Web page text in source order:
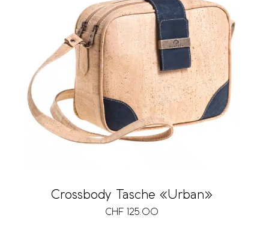
Crossbody Tasche «Urban»
CHF 125.00